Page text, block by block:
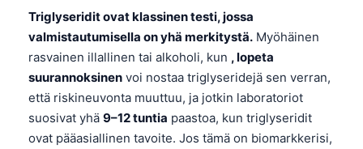
Triglyseridit ovat klassinen testi, jossa
valmistautumisella on yhä merkitystä. Myöhäinen
rasvainen illallinen tai alkoholi, kun , lopeta
suurannoksinen voi nostaa triglyseridejä sen verran,
että riskineuvonta muuttuu, ja jotkin laboratoriot
suosivat yhä 9–12 tuntia paastoa, kun triglyseridit
ovat pääasiallinen tavoite. Jos tämä on biomarkkerisi,